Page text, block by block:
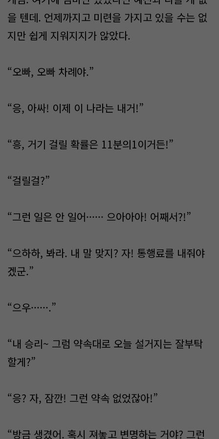
을 텐데. 언제까지고 미련을 가지고 있을 수는 없
지만 쉽게 지워지지가 않았다.
“오빠, 오빠 차례야.”
“응, 아싸! 이제 이 나라는 내거!”
“흥, 거기 걸릴 확률은 11분의1이거든!”
“걸릴걸?”
“그런 일은 안 일어······ 으아아아! 어째서?!”
“으하하, 봐라. 내 말 맞지? 자! 통행료를 내줘야
겠군.”
“으우······.”
“내 승리~ 그럼 약속대로 오늘 설거지는 잘부탁
할게?”
“응? 자, 잠깐! 그런 약속 없었잖아!”
“방금 생겼어. 혹시 져놓고 변명하는 거야? 그런